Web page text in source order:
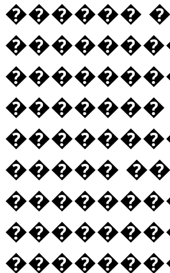
������
�������
�����